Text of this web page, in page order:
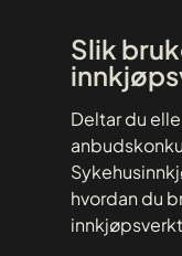
Slik
Deltar du
hvordan du